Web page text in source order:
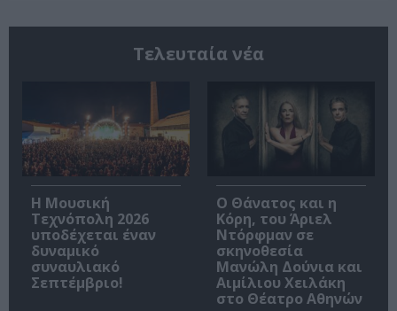
Τελευταία νέα
Η Μουσική
Τεχνόπολη 2026
υποδέχεται έναν
δυναμικό
συναυλιακό
Σεπτέμβριο!
Ο Θάνατος και η
Κόρη, του Άριελ
Ντόρφμαν σε
σκηνοθεσία
Μανώλη Δούνια και
Αιμίλιου Χειλάκη
στο Θέατρο Αθηνών